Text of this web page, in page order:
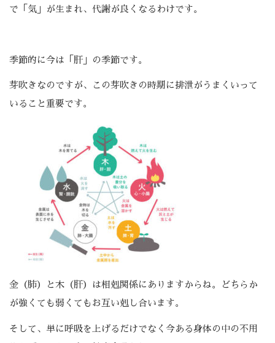
で「気」が生まれ、代謝が良くなるわけです。
季節的に今は「肝」の季節です。
芽吹きなのですが、この芽吹きの時期に排泄がうまくいって
いること重要です。
金（肺）と木（肝）は相剋関係にありますからね。どちらか
が強くても弱くてもお互い剋し合います。
そして、単に呼吸を上げるだけでなく今ある身体の中の不用